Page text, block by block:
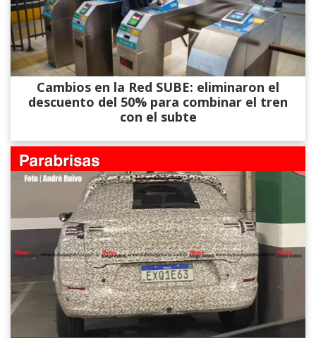
Cambios en la Red SUBE: eliminaron el
descuento del 50% para combinar el tren
con el subte